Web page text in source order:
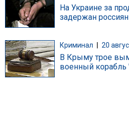
На Украине за
задержан
Криминал 20
В Крыму трое
военный корабль